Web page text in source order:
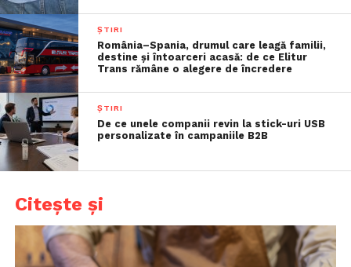
ȘTIRI
România–Spania, drumul care leagă familii,
destine și întoarceri acasă: de ce Elitur
Trans rămâne o alegere de încredere
ȘTIRI
De ce unele companii revin la stick-uri USB
personalizate în campaniile B2B
Citește și